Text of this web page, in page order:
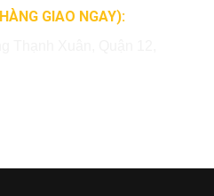
GIAO NGAY):